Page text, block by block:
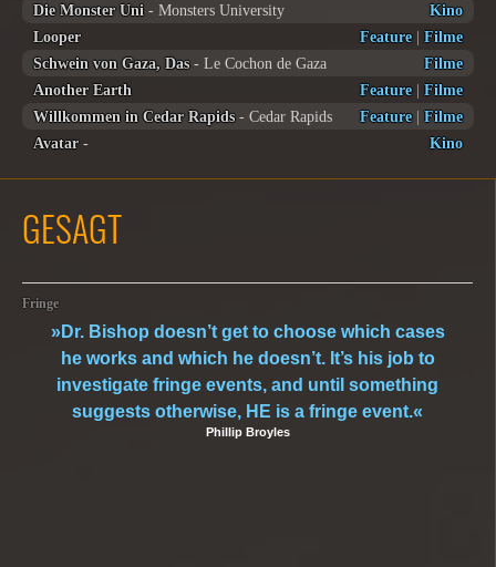
Die Monster Uni - Monsters University
Kino
Looper
Feature| Filme
Schwein von Gaza, Das- Le Cochon de Gaza
Filme
Another Earth
Feature| Filme
Willkommen in Cedar Rapids- Cedar Rapids Feature| Filme
Avatar- Kino
GESAGT
Fringe
»Dr. Bishop doesn’t get to choose which cases
he works and which he doesn’t. It’s his job to
investigate fringe events, and until something
suggests otherwise, HE is a fringe event.«
Phillip Broyles